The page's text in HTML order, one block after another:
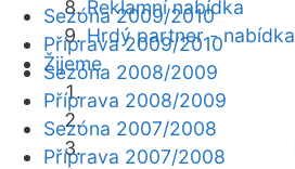
Reklamní nabídka
Hrdý partner - nabídka
Žijeme
Sezóna 2009/2010
Příprava 2009/2010
Sezóna 2008/2009
Příprava 2008/2009
Sezóna 2007/2008
Příprava 2007/2008